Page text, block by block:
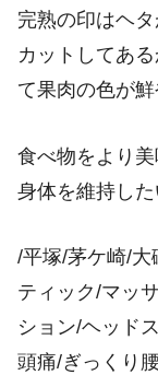
完熟の印はヘ
カットしてあ
て果肉の色が鮮
食べ物をより
身体を維持し
/平塚/茅ケ崎/大
ティック/マッ
ション/ヘッド
頭痛/ぎっくり